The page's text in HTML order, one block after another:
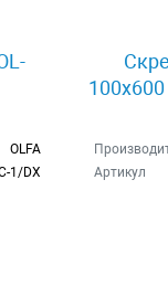
OLFA
1/DX
Артикул